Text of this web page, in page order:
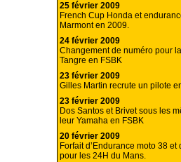
25 février 2009
French Cup Honda et
Marmont en 2009.
24 février 2009
Changement de numéro pour
Tangre en FSBK
23 février 2009
Gilles Martin recrute un pilote
23 février 2009
Dos Santos et Brivet sous les
leur Yamaha en FSBK
20 février 2009
Forfait d’Endurance moto 38
pour les 24H du Mans.